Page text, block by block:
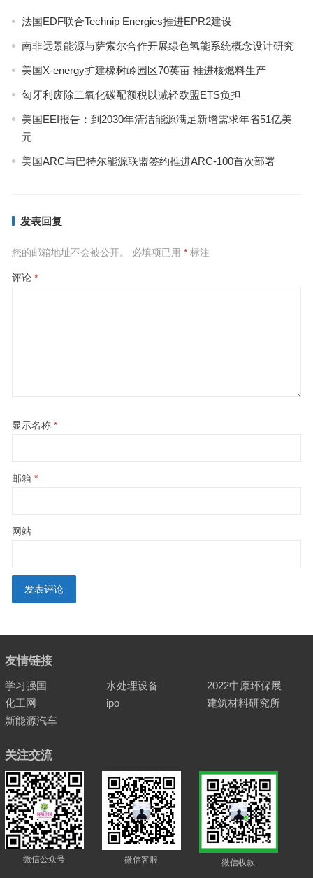
法国EDF联合Technip Energies推进EPR2建设
南非远景能源与萨索尔合作开展绿色氢能系统概念设计研究
美国X-energy扩建橡树岭园区70英亩 推进核燃料生产
匈牙利废除二氧化碳配额税以减轻欧盟ETS负担
美国EEI报告：到2030年清洁能源满足新增需求年省51亿美
元
美国ARC与巴特尔能源联盟签约推进ARC-100首次部署
发表回复
您的邮箱地址不会被公开。 必填项已用 *标注
评论 *
显示名称 *
邮箱 *
网站
友情链接
学习强国 水处理设备
2022中原环保展
化工网
ipo
建筑材料研究所
新能源汽车
关注交流
微信公众号 微信客服 微信收款